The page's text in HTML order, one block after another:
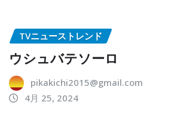
TVニューストレンド
ウシュバテソーロ
pikakichi2015@gmail.com
4月 25, 2024